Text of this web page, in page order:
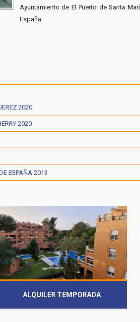
Ayuntamiento de El Puerto de Santa
España.
2020
2020
ESPAÑA 2013
ALQUILER TEMPORADA